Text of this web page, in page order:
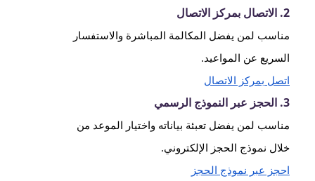
2. الاتصال بمركز الاتصال
مناسب لمن يفضل المكالمة المباشرة والاستفسار
السريع عن المواعيد.
اتصل بمركز الاتصال
3. الحجز عبر النموذج الرسمي
مناسب لمن يفضل تعبئة بياناته واختيار الموعد من
خلال نموذج الحجز الإلكتروني.
احجز عبر نموذج الحجز